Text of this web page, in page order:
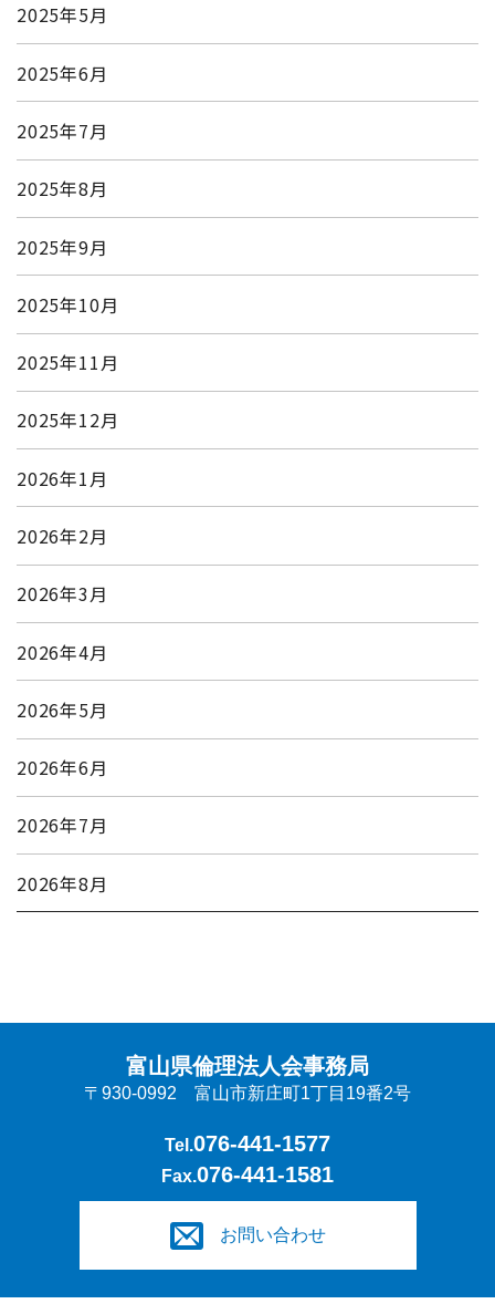
2025年5月
2025年6月
2025年7月
2025年8月
2025年9月
2025年10月
2025年11月
2025年12月
2026年1月
2026年2月
2026年3月
2026年4月
2026年5月
2026年6月
2026年7月
2026年8月
富山県倫理法人会事務局
〒930-0992 富山市新庄町1丁目19番2号
Tel.076-441-1577
Fax.076-441-1581
お問い合わせ